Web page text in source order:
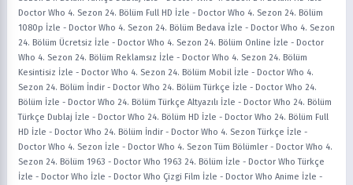
Doctor Who 4. Sezon 24. Bölüm Full HD İzle - Doctor Who 4. Sezon 24. Bölüm
1080p İzle - Doctor Who 4. Sezon 24. Bölüm Bedava İzle - Doctor Who 4. Sezon
24. Bölüm Ücretsiz İzle - Doctor Who 4. Sezon 24. Bölüm Online İzle - Doctor
Who 4. Sezon 24. Bölüm Reklamsız İzle - Doctor Who 4. Sezon 24. Bölüm
Kesintisiz İzle - Doctor Who 4. Sezon 24. Bölüm Mobil İzle - Doctor Who 4.
Sezon 24. Bölüm İndir - Doctor Who 24. Bölüm Türkçe İzle - Doctor Who 24.
Bölüm İzle - Doctor Who 24. Bölüm Türkçe Altyazılı İzle - Doctor Who 24. Bölüm
Türkçe Dublaj İzle - Doctor Who 24. Bölüm HD İzle - Doctor Who 24. Bölüm Full
HD İzle - Doctor Who 24. Bölüm İndir - Doctor Who 4. Sezon Türkçe İzle -
Doctor Who 4. Sezon İzle - Doctor Who 4. Sezon Tüm Bölümler - Doctor Who 4.
Sezon 24. Bölüm 1963 - Doctor Who 1963 24. Bölüm İzle - Doctor Who Türkçe
İzle - Doctor Who İzle - Doctor Who Çizgi Film İzle - Doctor Who Anime İzle -